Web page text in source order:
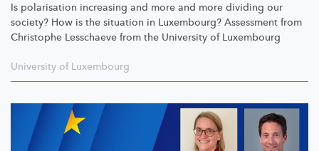
Is polarisation increasing and more and more dividing our
society? How is the situation in Luxembourg? Assessment from
Christophe Lesschaeve from the University of Luxembourg
University of Luxembourg